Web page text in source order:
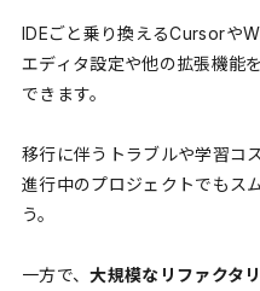
IDEごと乗り換えるCursorや
エディタ設定や他の拡張機能
できます。
移行に伴うトラブルや学習コ
進行中のプロジェクトでもス
う。
一方で、大規模なリファクタ